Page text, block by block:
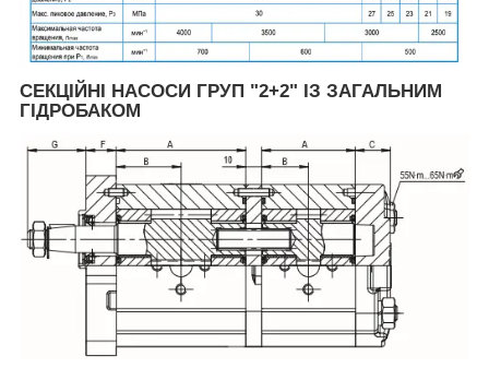
СЕКЦІЙНІ НАСОСИ ГРУП "2+2" ІЗ ЗАГАЛЬНИМ
ГІДРОБАКОМ